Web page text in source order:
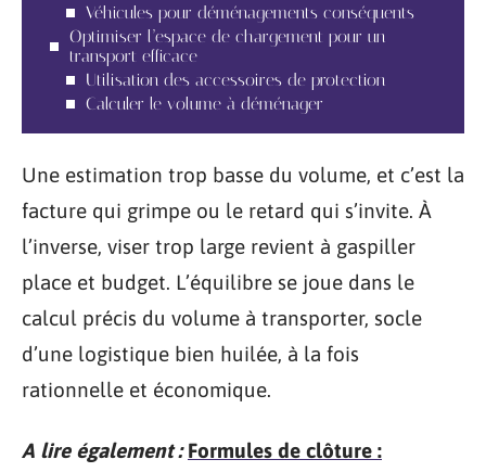
Véhicules pour déménagements conséquents
Optimiser l’espace de chargement pour un
transport efficace
Utilisation des accessoires de protection
Calculer le volume à déménager
Une estimation trop basse du volume, et c’est la
facture qui grimpe ou le retard qui s’invite. À
l’inverse, viser trop large revient à gaspiller
place et budget. L’équilibre se joue dans le
calcul précis du volume à transporter, socle
d’une logistique bien huilée, à la fois
rationnelle et économique.
A lire également : Formules de clôture :